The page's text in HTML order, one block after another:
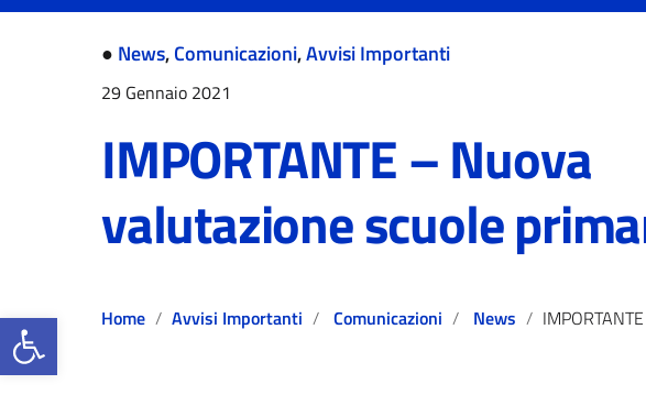
Open toolbar
● News,Comunicazioni,Avvisi Importanti
29 Gennaio 2021
IMPORTANTE – Nuova
valutazione scuole
Home Avvisi Importanti Comunicazioni News IMPORTANTE – Nuova